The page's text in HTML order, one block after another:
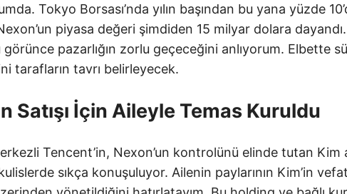
Tokyo Borsası’nda yılın başından bu yana yüzde
piyasa değeri şimdiden 15 milyar dolara dayandı.
pazarlığın zorlu geçeceğini anlıyorum. Elbette
tarafların tavrı belirleyecek.
Satışı İçin Aileyle Temas Kuruldu
Tencent’in, Nexon’un kontrolünü elinde tutan Kim
sıkça konuşuluyor. Ailenin paylarının Kim’in